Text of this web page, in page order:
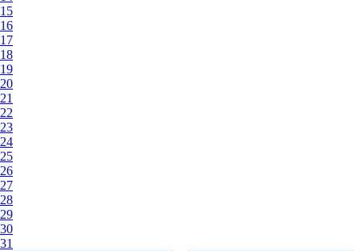
15
16
17
18
19
20
21
22
23
24
25
26
27
28
29
30
31